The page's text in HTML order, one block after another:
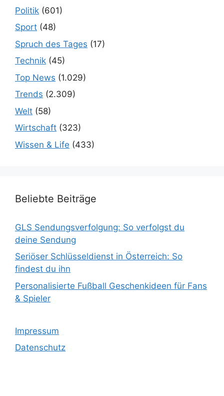
Politik (601)
Sport (48)
Spruch des Tages (17)
Technik (45)
Top News (1.029)
Trends (2.309)
Welt (58)
Wirtschaft (323)
Wissen & Life (433)
Beliebte Beiträge
GLS Sendungsverfolgung: So verfolgst du
deine Sendung
Seriöser Schlüsseldienst in Österreich: So
findest du ihn
Personalisierte Fußball Geschenkideen für Fans
& Spieler
Impressum
Datenschutz